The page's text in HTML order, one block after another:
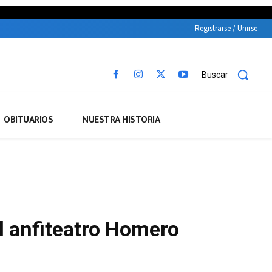
Registrarse / Unirse
Buscar
OBITUARIOS NUESTRA HISTORIA
anfiteatro Homero